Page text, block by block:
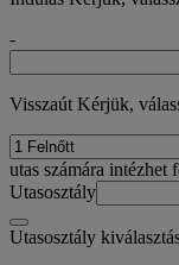
-
Visszaút Kérjük,
utas számára intézhet
Utasosztály
Utasosztály